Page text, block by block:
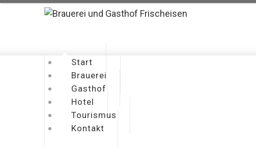
Start
Brauerei
Gasthof
Hotel
Tourismus
Kontakt